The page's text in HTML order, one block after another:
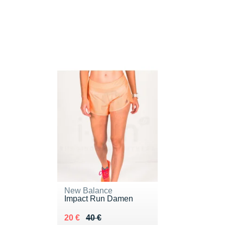
New Balance
Impact Run Damen
40 €
Au lieu de 40 €
20 €
Vendu 20 €